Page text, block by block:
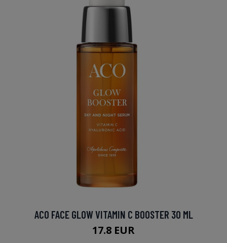
ACO FACE GLOW VITAMIN C BOOSTER 30 ML
17.8 EUR